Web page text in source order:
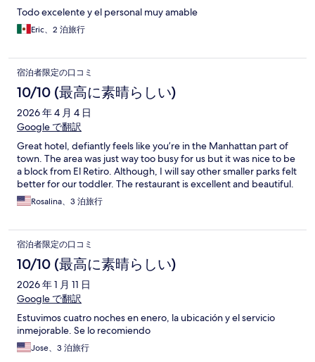
Todo excelente y el personal muy amable
Eric、2 泊旅行
宿泊者限定の口コミ
10/10 (最高に素晴らしい)
2026 年 4 月 4 日
Google で翻訳
Great hotel, defiantly feels like you’re in the Manhattan part of
town. The area was just way too busy for us but it was nice to be
a block from El Retiro. Although, I will say other smaller parks felt
better for our toddler. The restaurant is excellent and beautiful.
Rosalina、3 泊旅行
宿泊者限定の口コミ
10/10 (最高に素晴らしい)
2026 年 1 月 11 日
Google で翻訳
Estuvimos cuatro noches en enero, la ubicación y el servicio
inmejorable. Se lo recomiendo
Jose、3 泊旅行